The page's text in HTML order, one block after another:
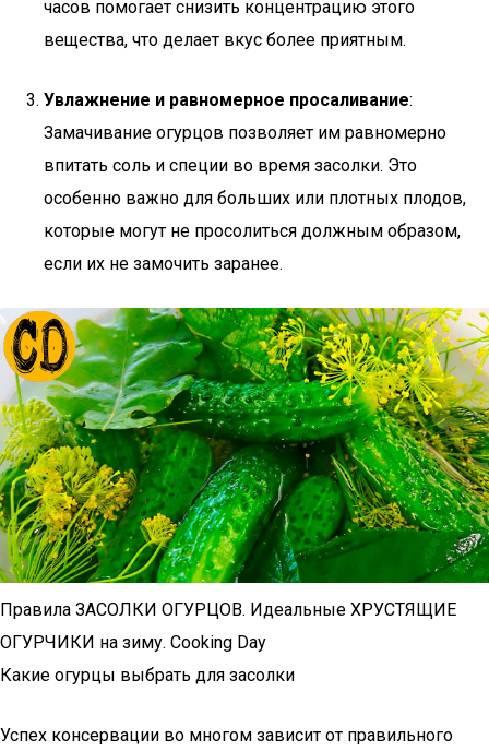
часов помогает снизить концентрацию этого
вещества, что делает вкус более приятным.
Увлажнение и равномерное просаливание:
Замачивание огурцов позволяет им равномерно
впитать соль и специи во время засолки. Это
особенно важно для больших или плотных плодов,
которые могут не просолиться должным образом,
если их не замочить заранее.
Правила ЗАСОЛКИ ОГУРЦОВ. Идеальные ХРУСТЯЩИЕ
ОГУРЧИКИ на зиму. Cooking Day
Какие огурцы выбрать для засолки
Успех консервации во многом зависит от правильного